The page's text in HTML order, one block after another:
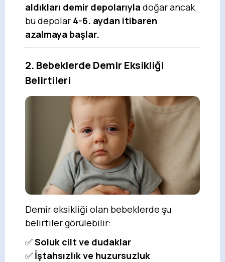
aldıkları demir depolarıyla doğar ancak
bu depolar 4-6. aydan itibaren
azalmaya başlar.
2. Bebeklerde Demir Eksikliği
Belirtileri
Demir eksikliği olan bebeklerde şu
belirtiler görülebilir:
✅Soluk cilt ve dudaklar
✅ İştahsızlık ve huzursuzluk